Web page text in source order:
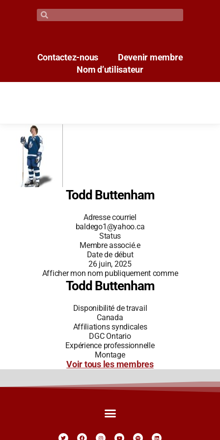
Contactez-nous
Devenir membre
Nom d’utilisateur
Todd Buttenham
Adresse courriel
baldego1@yahoo.ca
Status
Membre associé.e
Date de début
26 juin, 2025
Afficher mon nom publiquement comme
Todd Buttenham
Disponibilité de travail
Canada
Affiliations syndicales
DGC Ontario
Expérience professionnelle
Montage
Voir tous les membres